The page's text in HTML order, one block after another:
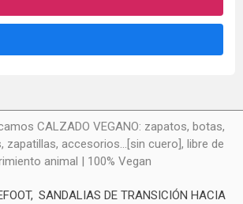
CALZADO VEGANO: zapatos, botas,
zapatillas, accesorios...[sin cuero], libre de
animal | 100% Vegan
SANDALIAS DE TRANSICIÓN HACIA